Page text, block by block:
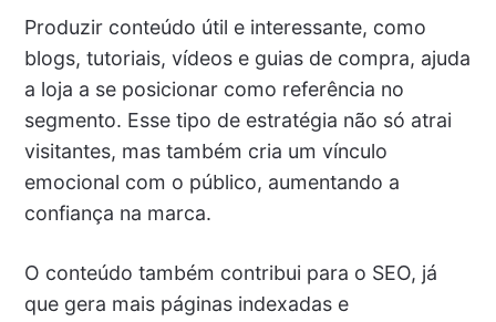
Produzir conteúdo útil e interessante, como
blogs, tutoriais, vídeos e guias de compra, ajuda
a loja a se posicionar como referência no
segmento. Esse tipo de estratégia não só atrai
visitantes, mas também cria um vínculo
emocional com o público, aumentando a
confiança na marca.
O conteúdo também contribui para o SEO, já
que gera mais páginas indexadas e